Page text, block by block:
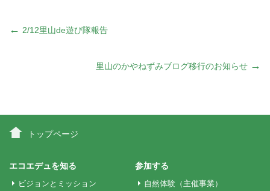
投
ビ
ゲ
← 2/12里山de遊び隊報告
里山のかやねずみブログ移行のお知らせ →
トップページ
エコエデュを知る
ビジョンとミッション
参加する
自然体験（主催事業）